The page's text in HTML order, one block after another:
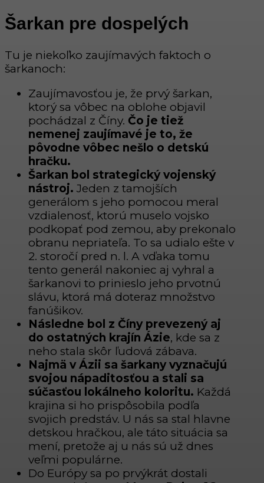
Šarkan pre dospelých
Tu je niekoľko zaujímavých faktoch o
šarkanoch:
Zaujímavosťou je, že prvý šarkan,
ktorý sa vôbec na oblohe objavil
pochádzal z Číny. Čo je tiež
nemenej zaujímavé je to, že
pôvodne vôbec nešlo o detskú
hračku.
Šarkan bol strategický vojenský
nástroj. Jeden z tamojších
generálom s jeho pomocou meral
vzdialenosť, ktorú muselo vojsko
podkopať pod zemou, aby prekonalo
obranu nepriateľa. To sa udialo ešte v
2. storočí pred n. l. A vďaka tomu
tento generál nakoniec aj vyhral a
šarkanovi to prinieslo jeho prvotnú
slávu, ktorá má doteraz množstvo
fanúšikov.
Následne bol z Číny prevezený aj
do ostatných krajín Ázie, kde sa z
neho stala skôr ľudová zábava.
Najmä v Ázii sa šarkany vyznačujú
svojou nápaditosťou a stali sa
súčasťou lokálneho koloritu. Každá
krajina si ho prispôsobila podľa
svojich predstáv. U nás sa stal hlavne
detskou hračkou, ale táto situácia sa
mení, pretože aj u nás sú už dnes
veľmi populárne.
Do Európy sa po prvýkrát dostali